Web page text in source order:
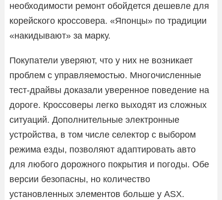
необходимости ремонт обойдется дешевле для
корейского кроссовера. «Японцы» по традиции
«накидывают» за марку.
Покупатели уверяют, что у них не возникает
проблем с управляемостью. Многочисленные
тест-драйвы доказали уверенное поведение на
дороге. Кроссоверы легко выходят из сложных
ситуаций. Дополнительные электронные
устройства, в том числе селектор с выбором
режима езды, позволяют адаптировать авто
для любого дорожного покрытия и погоды. Обе
версии безопасны, но количество
установленных элементов больше у ASX.